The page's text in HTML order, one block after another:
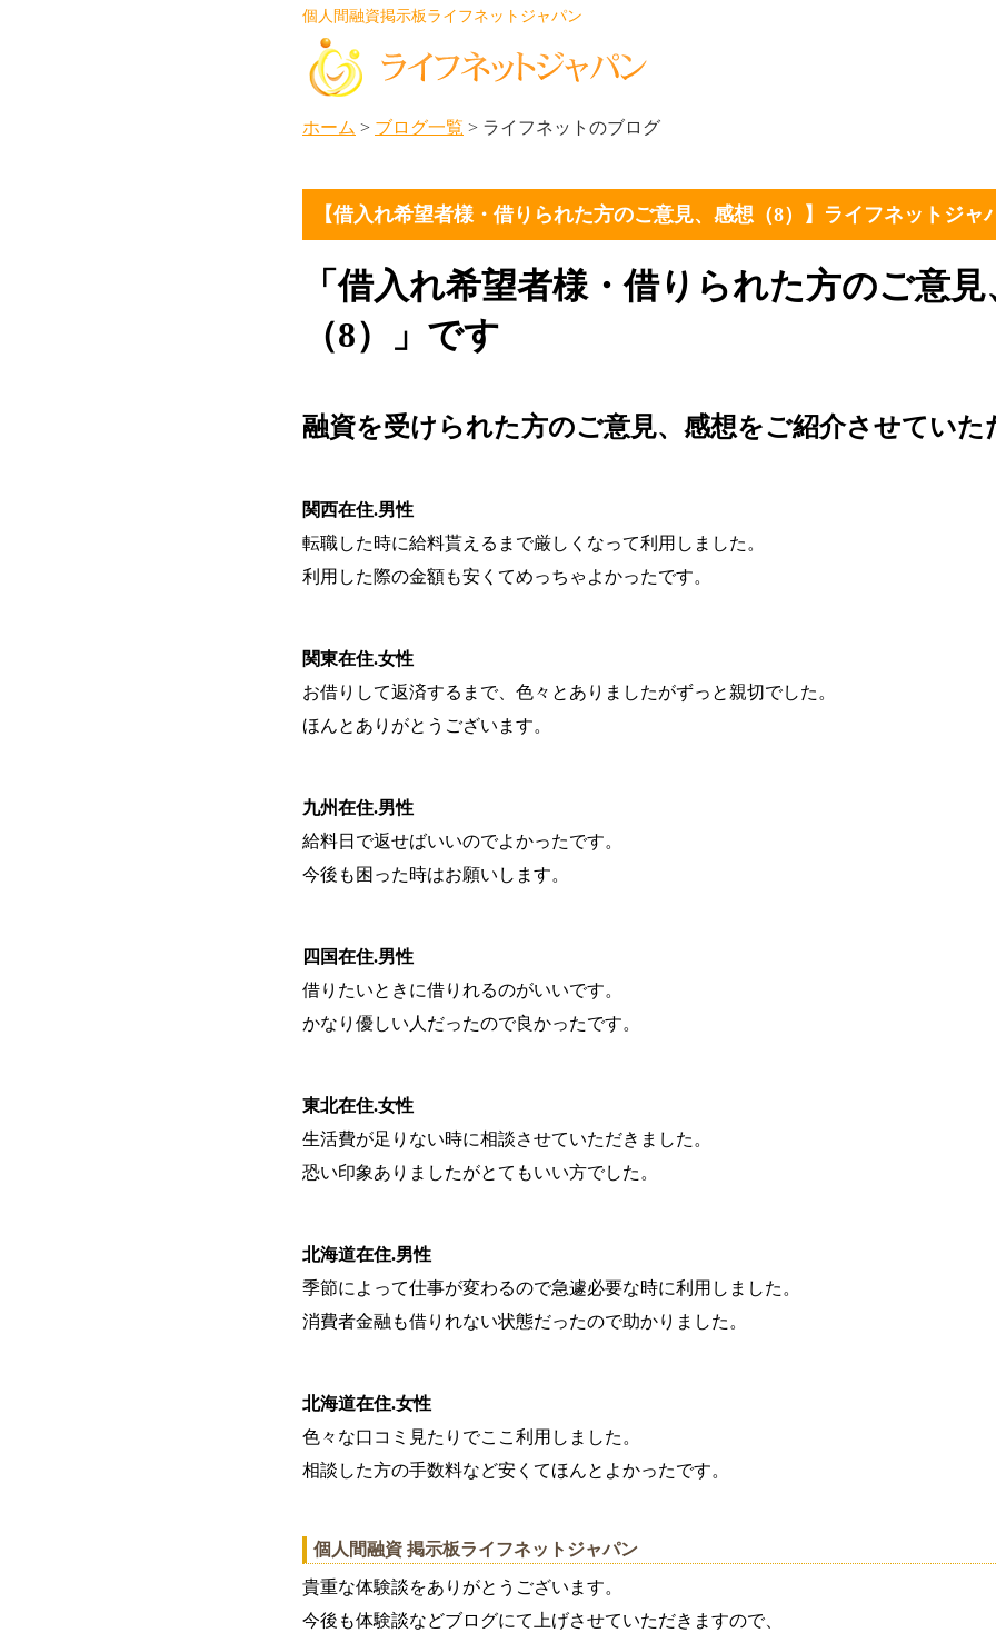
個人間融資掲示板ライフネットジャパン
ホーム > ブログ一覧 > ライフネットのブログ
【借入れ希望者様・借りられた方のご意見、感想（8）】ライフネットジャ
「借入れ希望者様・借りられた方のご意
（8）」です
融資を受けられた方のご意見、感想をご紹介させていた
関西在住.男性
転職した時に給料貰えるまで厳しくなって利用しました。
利用した際の金額も安くてめっちゃよかったです。
関東在住.女性
お借りして返済するまで、色々とありましたがずっと親切でした。
ほんとありがとうございます。
九州在住.男性
給料日で返せばいいのでよかったです。
今後も困った時はお願いします。
四国在住.男性
借りたいときに借りれるのがいいです。
かなり優しい人だったので良かったです。
東北在住.女性
生活費が足りない時に相談させていただきました。
恐い印象ありましたがとてもいい方でした。
北海道在住.男性
季節によって仕事が変わるので急遽必要な時に利用しました。
消費者金融も借りれない状態だったので助かりました。
北海道在住.女性
色々な口コミ見たりでここ利用しました。
相談した方の手数料など安くてほんとよかったです。
個人間融資 掲示板ライフネットジャパン
貴重な体験談をありがとうございます。
今後も体験談などブログにて上げさせていただきますので、